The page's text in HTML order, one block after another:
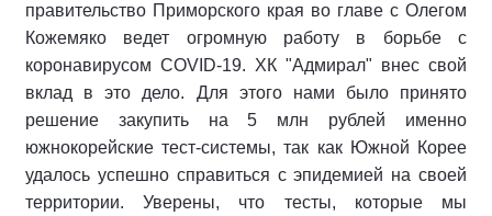
правительство Приморского края во главе с Олегом
Кожемяко ведет огромную работу в борьбе с
коронавирусом COVID-19. ХК "Адмирал" внес свой
вклад в это дело. Для этого нами было принято
решение закупить на 5 млн рублей именно
южнокорейские тест-системы, так как Южной Корее
удалось успешно справиться с эпидемией на своей
территории. Уверены, что тесты, которые мы